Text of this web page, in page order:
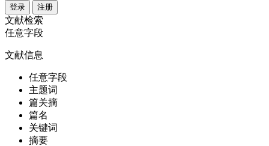
登录 注册
文献检索
任意字段
文献信息
任意字段
主题词
篇关摘
篇名
关键词
摘要